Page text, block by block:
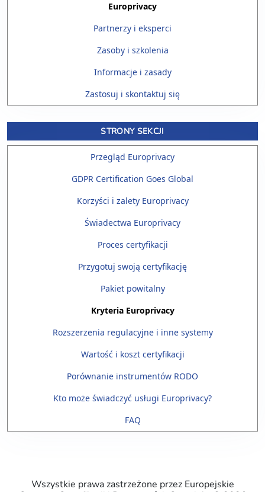
Europrivacy
Partnerzy i eksperci
Zasoby i szkolenia
Informacje i zasady
Zastosuj i skontaktuj się
STRONY SEKCJI
Przegląd Europrivacy
GDPR Certification Goes Global
Korzyści i zalety Europrivacy
Świadectwa Europrivacy
Proces certyfikacji
Przygotuj swoją certyfikację
Pakiet powitalny
Kryteria Europrivacy
Rozszerzenia regulacyjne i inne systemy
Wartość i koszt certyfikacji
Porównanie instrumentów RODO
Kto może świadczyć usługi Europrivacy?
FAQ
Wszystkie prawa zastrzeżone przez Europejskie